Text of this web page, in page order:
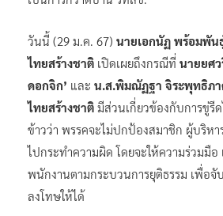
วันนี้ (29 ม.ค. 67) นายเอกนัฏ พร้อมพัน
ไทยสร้างชาติ เปิดเผยถึงกรณีที่ นายยศว
ดอกจิก’ และ น.ส.พิมณัฏฐา จิระพุทธิภา
ไทยสร้างชาติ มีส่วนเกี่ยวข้องกับการขู่รี
ข้าวว่า พรรคจะไม่ปกป้องสมาชิก ผู้บริห
ไปกระทำความผิด โดยจะให้ความร่วมมื
พนักงานตามกระบวนการยุติธรรม เพื่อจั
ลงโทษให้ได้